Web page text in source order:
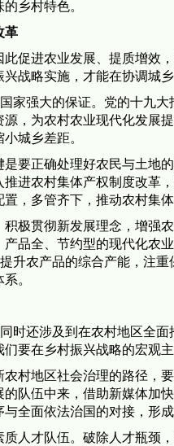
乡村特色。
革
促进农业发展、提质增效
战略实施，才能在协调城
家强大的保证。党的十九
，为农村农业现代化发展
城乡差距。
要正确处理好农民与土地
进农村集体产权制度改革
，多管齐下，推动农村集体
极贯彻新发展理念，增强
产品全、节约型的现代化农
升农产品的综合产能，注
。
时还涉及到在农村地区全
要在乡村振兴战略的宏观
村地区社会治理的路径，
队伍中来，借助新媒体加
全面依法治国的对接，形
人才队伍。破除人才瓶颈